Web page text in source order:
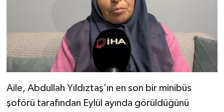
Aile, Abdullah Yıldıztaş’ın en son bir minibüs
şoförü tarafından Eylül ayında görüldüğünü